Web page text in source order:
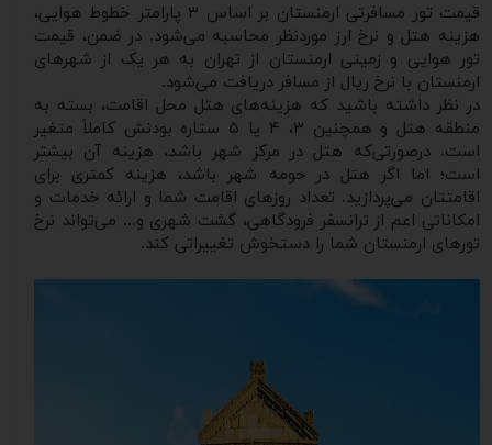
قیمت تور مسافرتی ارمنستان بر اساس ۳ پارامتر خطوط هوایی،
هزینه هتل و نرخ ارز موردنظر محاسبه می‌شود. در ضمن، قیمت
تور هوایی و زمینی ارمنستان از تهران به هر یک از شهر‌های
ارمنستان با نرخ ریال از مسافر دریافت می‌شود.
در نظر داشته باشید که هزینه‌های هتل محل اقامت، بسته به
منطقه هتل و همچنین ۳، ۴ یا ۵ ستاره بودنش کاملاً متغیر
است. درصورتی‌که هتل در مرکز شهر باشد، هزینه آن بیشتر
است؛ اما اگر هتل در حومه شهر باشد، هزینه کمتری برای
اقامتتان می‌پردازید. تعداد روزهای اقامت شما و ارائه خدمات و
امکاناتی اعم از ترانسفر فرودگاهی، گشت شهری و... می‌تواند نرخ
تورهای ارمنستان شما را دستخوش تغییراتی کند.